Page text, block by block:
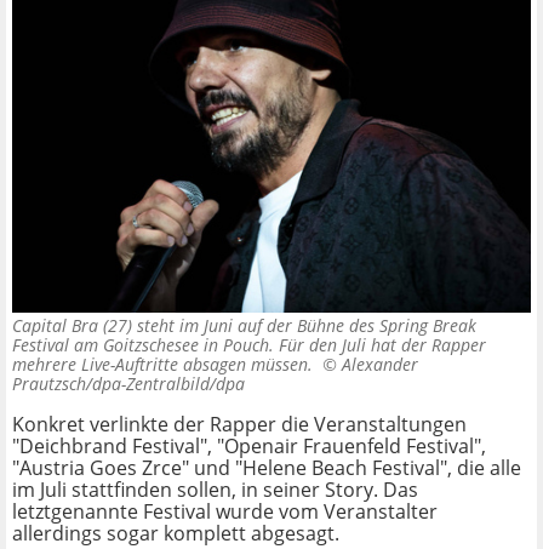
Capital Bra (27) steht im Juni auf der Bühne des Spring Break
Festival am Goitzschesee in Pouch. Für den Juli hat der Rapper
mehrere Live-Auftritte absagen müssen. ©Alexander
Prautzsch/dpa-Zentralbild/dpa
Konkret verlinkte der Rapper die Veranstaltungen
"Deichbrand Festival", "Openair Frauenfeld Festival",
"Austria Goes Zrce" und "Helene Beach Festival", die alle
im Juli stattfinden sollen, in seiner Story. Das
letztgenannte Festival wurde vom Veranstalter
allerdings sogar komplett abgesagt.